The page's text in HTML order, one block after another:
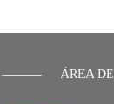
ÁREA